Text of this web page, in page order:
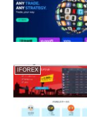
IFOREX